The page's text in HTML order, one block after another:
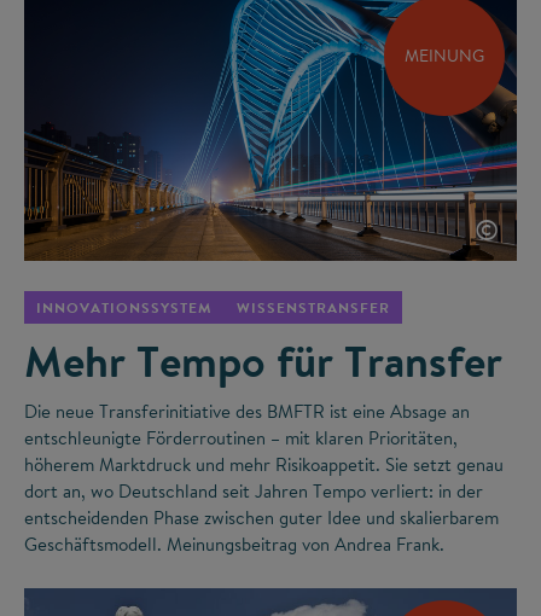
MEINUNG
©
INNOVATIONSSYSTEM WISSENSTRANSFER
Mehr Tempo für Transfer
Die neue Transferinitiative des BMFTR ist eine Absage an
entschleunigte Förderroutinen – mit klaren Prioritäten,
höherem Marktdruck und mehr Risikoappetit. Sie setzt genau
dort an, wo Deutschland seit Jahren Tempo verliert: in der
entscheidenden Phase zwischen guter Idee und skalierbarem
Geschäftsmodell. Meinungsbeitrag von Andrea Frank.